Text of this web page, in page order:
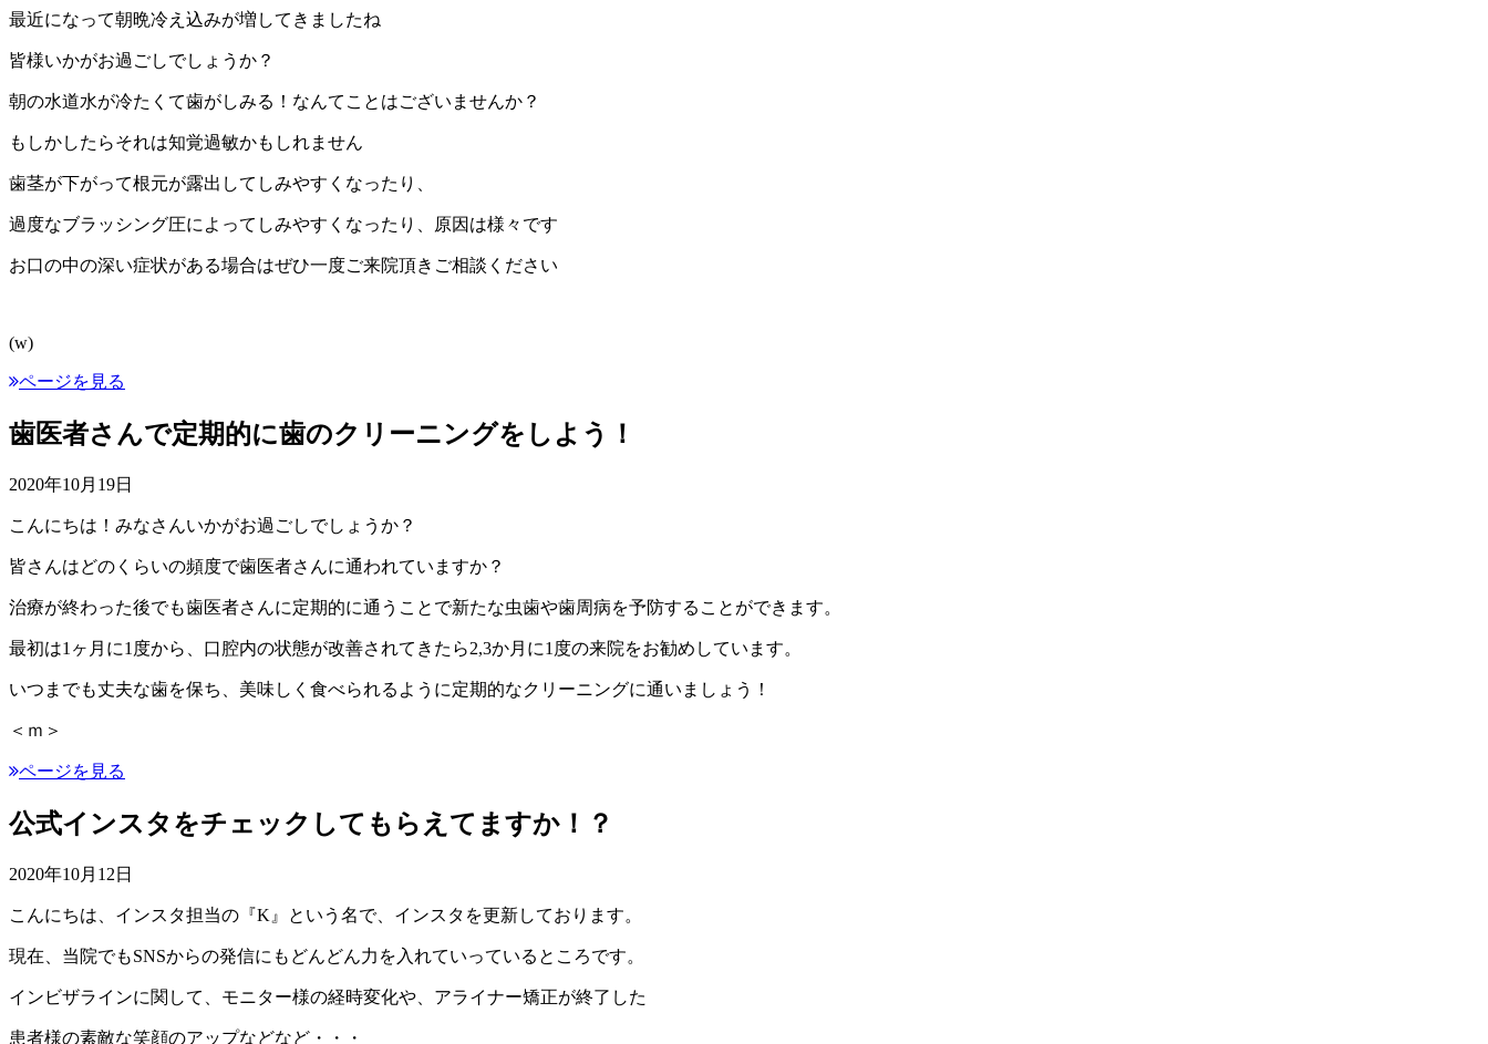
最近になって朝晩冷え込みが増してきましたね
皆様いかがお過ごしでしょうか？
朝の水道水が冷たくて歯がしみる！なんてことはございませんか？
もしかしたらそれは知覚過敏かもしれません
歯茎が下がって根元が露出してしみやすくなったり、
過度なブラッシング圧によってしみやすくなったり、原因は様々です
お口の中の深い症状がある場合はぜひ一度ご来院頂きご相談ください
(w)
ページを見る
歯医者さんで定期的に歯のクリーニングをしよう！
2020年10月19日
こんにちは！みなさんいかがお過ごしでしょうか？
皆さんはどのくらいの頻度で歯医者さんに通われていますか？
治療が終わった後でも歯医者さんに定期的に通うことで新たな虫歯や歯周病を予防することができます。
最初は1ヶ月に1度から、口腔内の状態が改善されてきたら2,3か月に1度の来院をお勧めしています。
いつまでも丈夫な歯を保ち、美味しく食べられるように定期的なクリーニングに通いましょう！
＜ｍ＞
ページを見る
公式インスタをチェックしてもらえてますか！？
2020年10月12日
こんにちは、インスタ担当の『K』という名で、インスタを更新しております。
現在、当院でもSNSからの発信にもどんどん力を入れていっているところです。
インビザラインに関して、モニター様の経時変化や、アライナー矯正が終了した
患者様の素敵な笑顔のアップなどなど・・・